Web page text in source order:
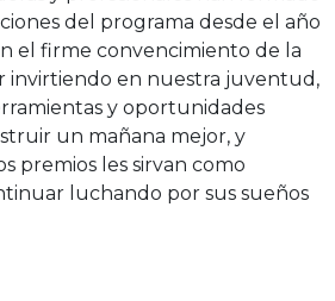
del programa desde el año
el firme convencimiento de la
invirtiendo en nuestra juventud,
y oportunidades
un mañana mejor, y
premios les sirvan como
luchando por sus sueños